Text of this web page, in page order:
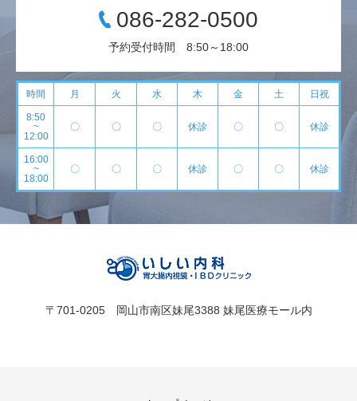
086-282-0500
予約受付時間 8:50～18:00
時間 月 火 水 木 金 土 日祝
8:50
~
12:00
〇 〇 〇 休診 〇 〇 休診
16:00
~
18:00
〇 〇 〇 休診 〇 〇 休診
〒701-0205 岡山市南区妹尾3388 妹尾医療モール内